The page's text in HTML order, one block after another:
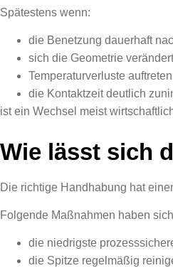
Spätestens wenn:
die Benetzung dauerhaft
sich die Geometrie
Temperaturverluste auftreten
die Kontaktzeit deutlich
ist ein Wechsel meist
Wie lässt sich
Die richtige Handhabung hat
Folgende Maßnahmen haben
die niedrigste
die Spitze regelmäßig